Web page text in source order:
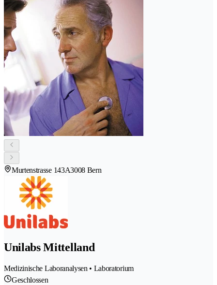
Murtenstrasse 143A3008 Bern
Unilabs Mittelland
Medizinische Laboranalysen • Laboratorium
Geschlossen